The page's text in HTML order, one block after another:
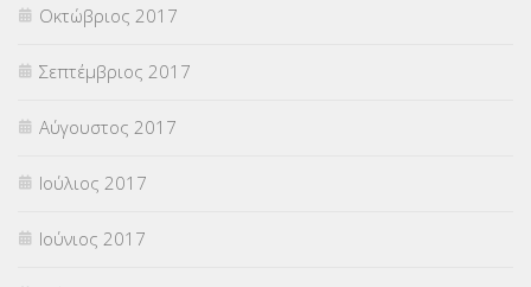
Οκτώβριος 2017
Σεπτέμβριος 2017
Αύγουστος 2017
Ιούλιος 2017
Ιούνιος 2017